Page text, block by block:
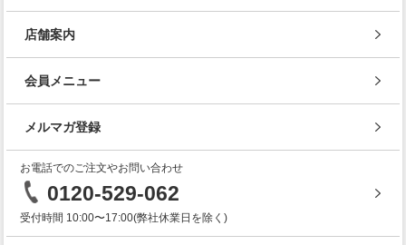
店舗案内
会員メニュー
メルマガ登録
お電話でのご注文やお問い合わせ
0120-529-062
受付時間 10:00〜17:00(弊社休業日を除く)